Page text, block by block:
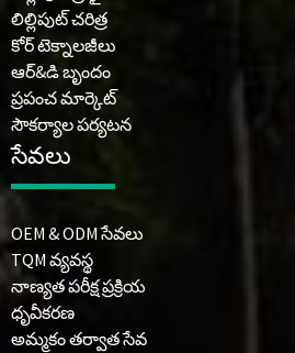
లిల్లిపుట్ చరిత్ర
కోర్ టెక్నాలజీలు
ఆర్&డి బృందం
ప్రపంచ మార్కెట్
సౌకర్యాల పర్యటన
సేవలు
OEM & ODM సేవలు
TQM వ్యవస్థ
నాణ్యత పరీక్ష ప్రక్రియ
ధృవీకరణ
అమ్మకం తర్వాత సేవ